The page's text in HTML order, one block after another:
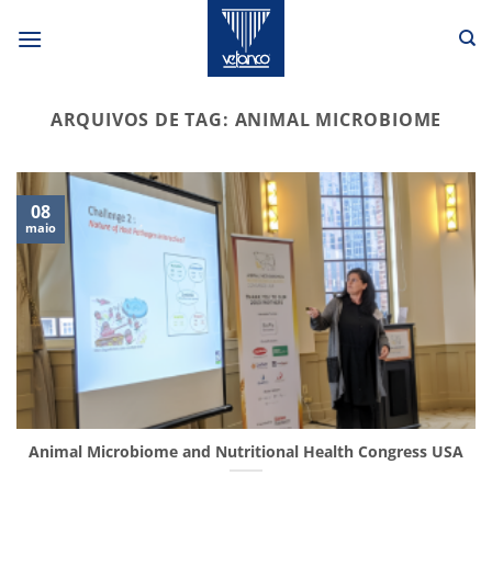
ARQUIVOS DE TAG: ANIMAL MICROBIOME
Animal Microbiome and Nutritional Health Congress USA
08
maio